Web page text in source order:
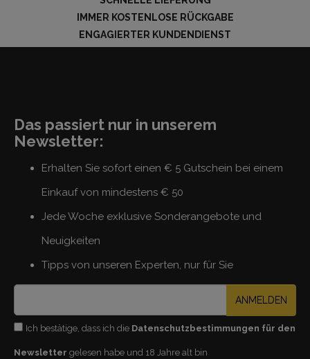
IMMER KOSTENLOSE RÜCKGABE
ENGAGIERTER KUNDENDIENST
Das passiert nur in unserem
Newsletter:
Erhalten Sie sofort einen € 5 Gutschein bei einem
Einkauf von mindestens € 50
Jede Woche exklusive Sonderangebote und
Neuigkeiten
Tipps von unseren Experten, nur für Sie
ANMELDEN
Ich bestätige, dass ich die Datenschutzbestimmungen für den
Newsletter gelesen habe und 18 Jahre alt bin